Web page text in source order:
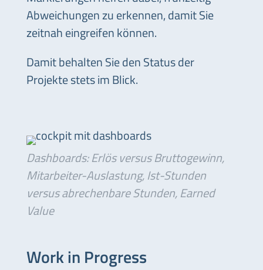
Abweichungen zu erkennen, damit Sie
zeitnah eingreifen können.
Damit behalten Sie den Status der
Projekte stets im Blick.
Dashboards: Erlös versus Bruttogewinn,
Mitarbeiter-Auslastung, Ist-Stunden
versus abrechenbare Stunden, Earned
Value
Work in Progress